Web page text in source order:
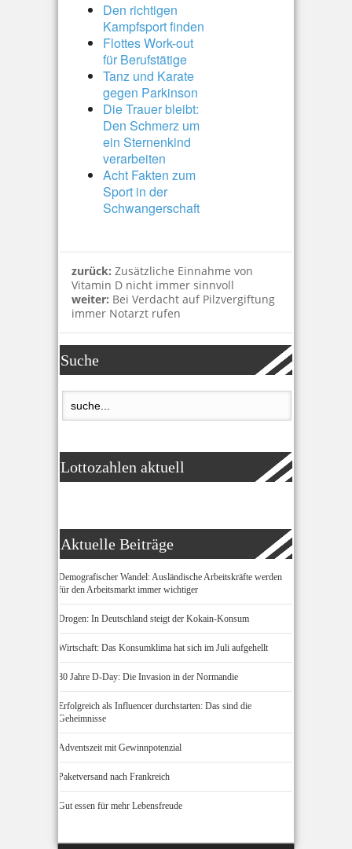
Den richtigen
Kampfsport finden
Flottes Work-out
für Berufstätige
Tanz und Karate
gegen Parkinson
Die Trauer bleibt:
Den Schmerz um
ein Sternenkind
verarbeiten
Acht Fakten zum
Sport in der
Schwangerschaft
zurück: Zusätzliche Einnahme von
Vitamin D nicht immer sinnvoll
weiter: Bei Verdacht auf Pilzvergiftung
immer Notarzt rufen
Suche
Lottozahlen aktuell
Aktuelle Beiträge
Demografischer Wandel: Ausländische Arbeitskräfte werden
für den Arbeitsmarkt immer wichtiger
Drogen: In Deutschland steigt der Kokain-Konsum
Wirtschaft: Das Konsumklima hat sich im Juli aufgehellt
80 Jahre D-Day: Die Invasion in der Normandie
Erfolgreich als Influencer durchstarten: Das sind die
Geheimnisse
Adventszeit mit Gewinnpotenzial
Paketversand nach Frankreich
Gut essen für mehr Lebensfreude